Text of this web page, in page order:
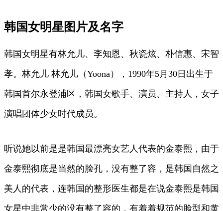
韩国女明星图片及名字
韩国女明星有林允儿、李知恩、秋瓷炫、朴信惠、宋智
孝。林允儿 林允儿（Yoona），1990年5月30日出生于
韩国首尔永登浦区，韩国女歌手、演员、主持人，女子
演唱团体少女时代成员。
听说她以前是是韩国最漂亮女艺人代表的金泰熙，由于
金泰熙彻底是当然的脸孔，没有整了容，是韩国自然之
美人的代表，连韩国的整形医生都是在说金泰熙是韩国
女星中非常少的没有整了容的，有着着规范的脸型和黄